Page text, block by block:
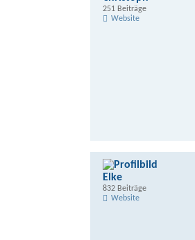
251 Beiträge
Website
Elke
832 Beiträge
Website